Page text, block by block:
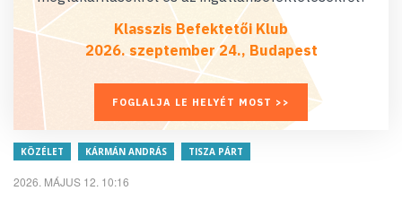
Klasszis Befektetői Klub
2026. szeptember 24., Budapest
FOGLALJA LE HELYÉT MOST >>
KÖZÉLET KÁRMÁN ANDRÁS TISZA PÁRT
2026. MÁJUS 12. 10:16